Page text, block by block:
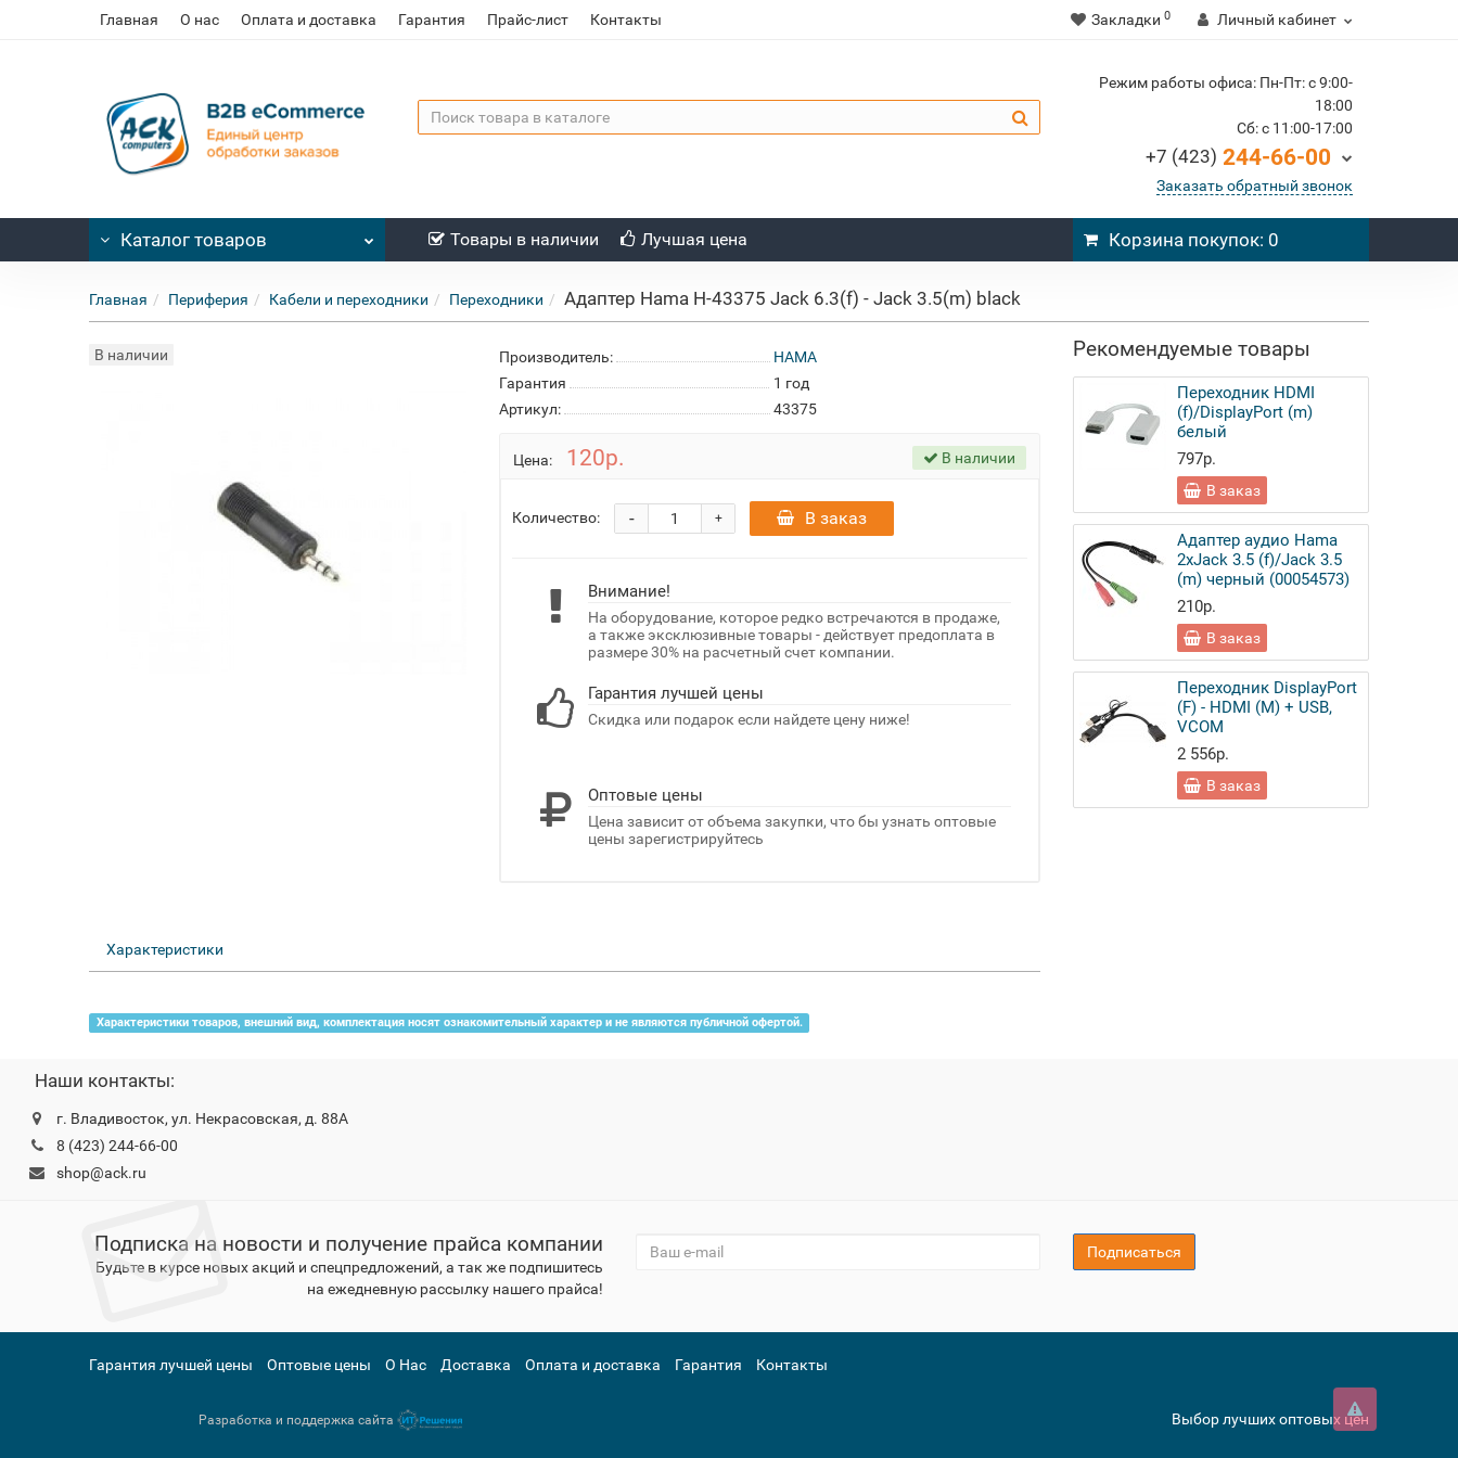
Главная О нас Оплата и доставка Гарантия Прайс-лист Контакты Закладки 0 Личный кабинет
Режим работы офиса: Пн-Пт: c 9:00-
18:00
Cб: c 11:00-17:00
+7 (423) 244-66-00
Заказать обратный звонок
Каталог товаров Товары в наличии Лучшая цена Корзина покупок: 0
Главная Периферия Кабели и переходники Переходники Адаптер Hama H-43375 Jack 6.3(f) - Jack 3.5(m) black
В наличии Производитель:
HAMA
Гарантия
1 год
Артикул:
43375
Цена: 120р. В наличии
Количество: +
- В заказ
Внимание!
На оборудование, которое редко встречаются в продаже,
а также эксклюзивные товары - действует предоплата в
размере 30% на расчетный счет компании.
Гарантия лучшей цены
Скидка или подарок если найдете цену ниже!
Оптовые цены
Цена зависит от объема закупки, что бы узнать оптовые
цены зарегистрируйтесь
Характеристики
Характеристики товаров, внешний вид, комплектация носят ознакомительный характер и не являются публичной офертой.
Рекомендуемые товары
Переходник HDMI
(f)/DisplayPort (m)
белый
797р.
В заказ
Адаптер аудио Hama
2xJack 3.5 (f)/Jack 3.5
(m) черный (00054573)
210р.
В заказ
Переходник DisplayPort
(F) - HDMI (M) + USB,
VCOM
2 556р.
В заказ
Наши контакты:
г. Владивосток, ул. Некрасовская, д. 88А
8 (423) 244-66-00
shop@ack.ru
Подписка на новости и получение прайса компании
Будьте в курсе новых акций и спецпредложений, а так же подпишитесь
на ежедневную рассылку нашего прайса!
Подписаться
Гарантия лучшей цены Оптовые цены О Нас Доставка Оплата и доставка Гарантия Контакты
Разработка и поддержка сайта Выбор лучших оптовых цен